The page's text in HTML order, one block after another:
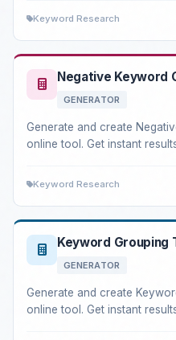
Keyword Research
Negative Keyword
GENERATOR
Generate and create Negative
online tool. Get instant
Keyword Research
Keyword Grouping
GENERATOR
Generate and create Keyword
online tool. Get instant